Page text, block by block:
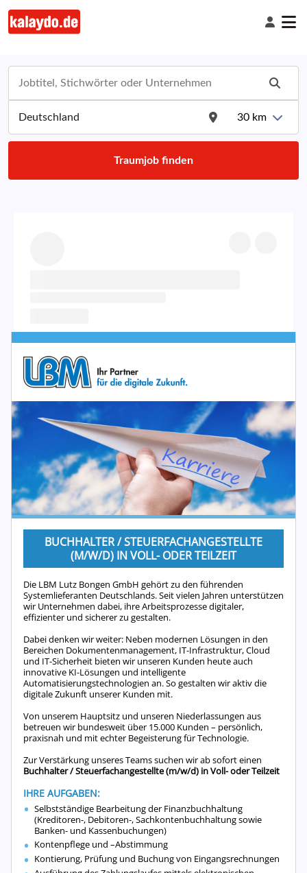
30 km
Traumjob finden